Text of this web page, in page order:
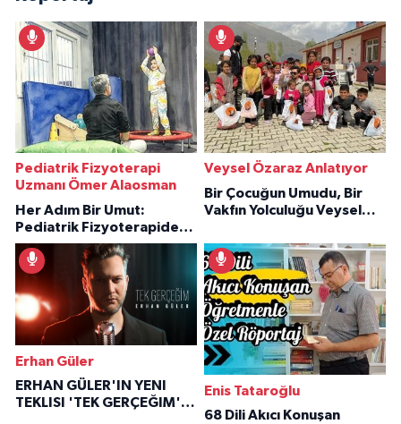
Pediatrik Fizyoterapi
Uzmanı Ömer Alaosman
Her Adım Bir Umut:
Pediatrik Fizyoterapiden
İlham Veren Hikâyeler
Veysel Özaraz Anlatıyor
Bir Çocuğun Umudu, Bir
Vakfın Yolculuğu Veysel
Erhan Güler
ERHAN GÜLER'IN YENI
TEKLISI 'TEK GERÇEĞIM'LE
Enis Tataroğlu
68 Dili Akıcı Konuşan